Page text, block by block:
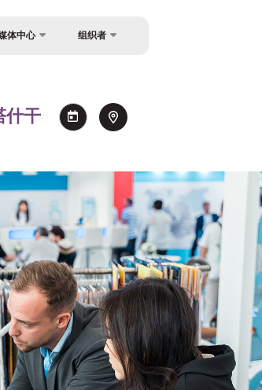
体中心
使用与引用规则
为媒体
组织者
联系方式
什干